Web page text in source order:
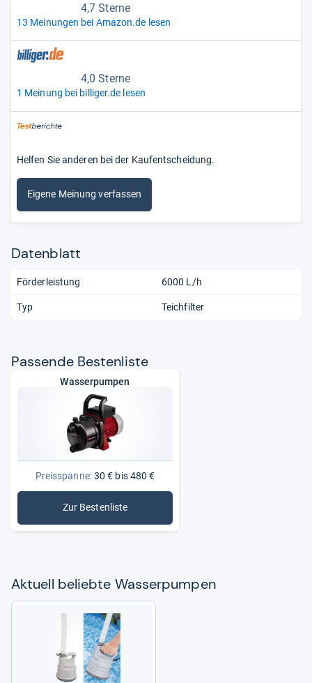
4,7 Sterne
13 Meinungen bei Amazon.de lesen
4,0 Sterne
1 Meinung bei billiger.de lesen
Helfen Sie anderen bei der Kaufentscheidung.
Eigene Meinung verfassen
Datenblatt
Förderleistung 6000 L/h
Typ Teichfilter
Pas­sende Bes­ten­liste
Wasserpumpen
Preisspanne:30 € bis 480 €
Zur Bestenliste: Wasserpumpen
Aktu­ell beliebte Was­ser­pum­pen